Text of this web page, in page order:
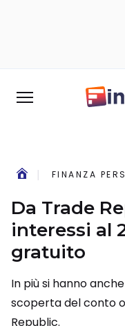
FINANZA
Da Trade
interessi al
gratuito
In più si hanno
scoperta del conto
Republic.